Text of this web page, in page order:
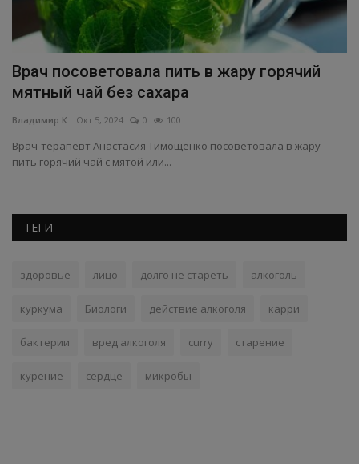
Врач посоветовала пить в жару горячий
мятный чай без сахара
Владимир К. Окт 5, 2024 0 100
Врач-терапевт Анастасия Тимощенко посоветовала в жару
пить горячий чай с мятой или...
ТЕГИ
здоровье лицо долго не стареть алкоголь
куркума Биологи действие алкоголя карри
бактерии вред алкоголя curry старение
курение сердце микробы